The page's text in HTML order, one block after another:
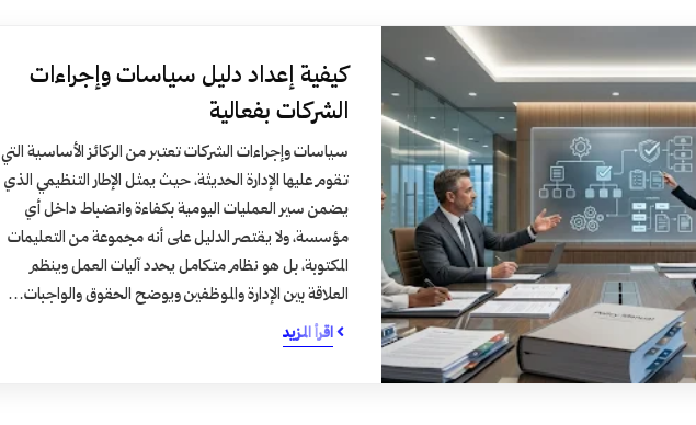
كيفية إعداد دليل سياسات وإجراءات
الشركات بفعالية
سياسات وإجراءات الشركات تعتبر من الركائز الأساسية التي
تقوم عليها الإدارة الحديثة، حيث يمثل الإطار التنظيمي الذي
يضمن سير العمليات اليومية بكفاءة وانضباط داخل أي
مؤسسة، ولا يقتصر الدليل على أنه مجموعة من التعليمات
المكتوبة، بل هو نظام متكامل يحدد آليات العمل وينظم
العلاقة بين الإدارة والموظفين ويوضح الحقوق والواجبات…
اقرأ المزيد